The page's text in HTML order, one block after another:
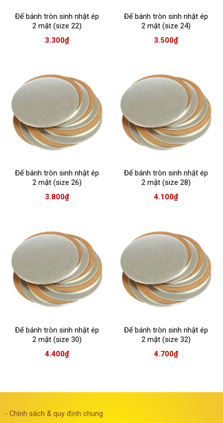
Đế bánh tròn sinh nhật ép
2 mặt (size 22)
3.300₫
Đế bánh tròn sinh nhật ép
2 mặt (size 24)
3.500₫
Đế bánh tròn sinh nhật ép
2 mặt (size 26)
3.800₫
Đế bánh tròn sinh nhật ép
2 mặt (size 28)
4.100₫
Đế bánh tròn sinh nhật ép
2 mặt (size 30)
4.400₫
Đế bánh tròn sinh nhật ép
2 mặt (size 32)
4.700₫
- Chính sách & quy định chung